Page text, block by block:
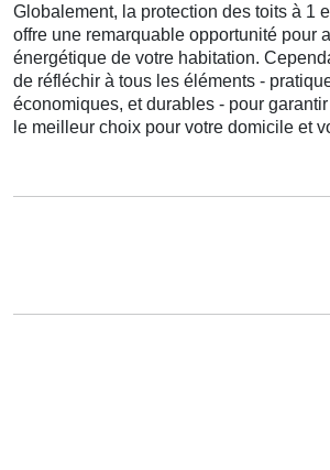
Globalement, la protection des toits à 1
offre une remarquable opportunité pour
énergétique de votre habitation.
de réfléchir à tous les éléments -
économiques, etdurables - pour garantir
le meilleur choix pour votre domicile et